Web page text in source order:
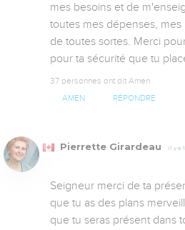
mes besoins et de
toutes mes dépenses,
de toutes sortes. Merci
pour ta sécurité que tu
37 personnes ont dit Amen
AMEN RÉPONDRE
Pierrette Girardeau Il y a
Seigneur merci de ta
que tu as des plans
que tu seras présent dans